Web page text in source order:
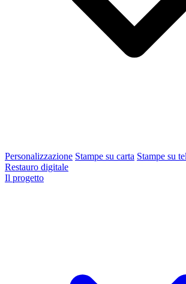
Personalizzazione Stampe su carta Stampe su
Restauro digitale
Il progetto